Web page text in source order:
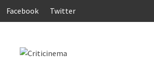
Facebook Twitter